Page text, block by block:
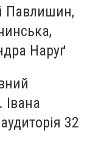
Павлишин,
Наруґ
Івана
аудиторія 32